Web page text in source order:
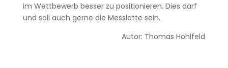
im Wettbewerb besser zu positionieren. Dies darf
und soll auch gerne die Messlatte sein.
Autor: Thomas Hohlfeld